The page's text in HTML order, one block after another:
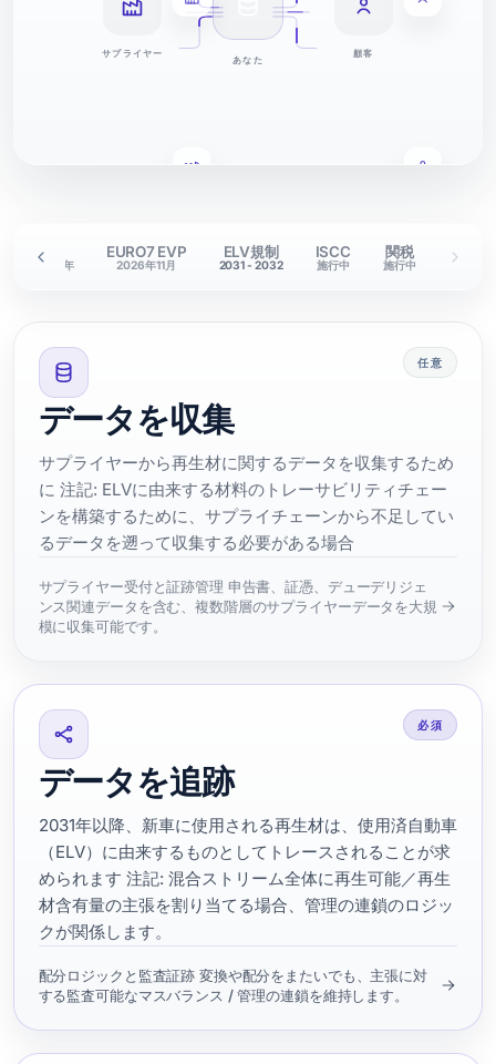
サプライヤー
あなた
顧客
DPP
年～2030年
EURO7 EVP
2026年11月
ELV規制
2031 - 2032
ISCC
施行中
関税
施行中
任意
データを収集
サプライヤーから再生材に関するデータを収集するため
に 注記: ELVに由来する材料のトレーサビリティチェー
ンを構築するために、サプライチェーンから不足してい
るデータを遡って収集する必要がある場合
サプライヤー受付と証跡管理 申告書、証憑、デューデリジェ
ンス関連データを含む、複数階層のサプライヤーデータを大規
模に収集可能です。
必須
データを追跡
2031年以降、新車に使用される再生材は、使用済自動車
（ELV）に由来するものとしてトレースされることが求
められます 注記: 混合ストリーム全体に再生可能／再生
材含有量の主張を割り当てる場合、管理の連鎖のロジッ
クが関係します。
配分ロジックと監査証跡 変換や配分をまたいでも、主張に対
する監査可能なマスバランス / 管理の連鎖を維持します。